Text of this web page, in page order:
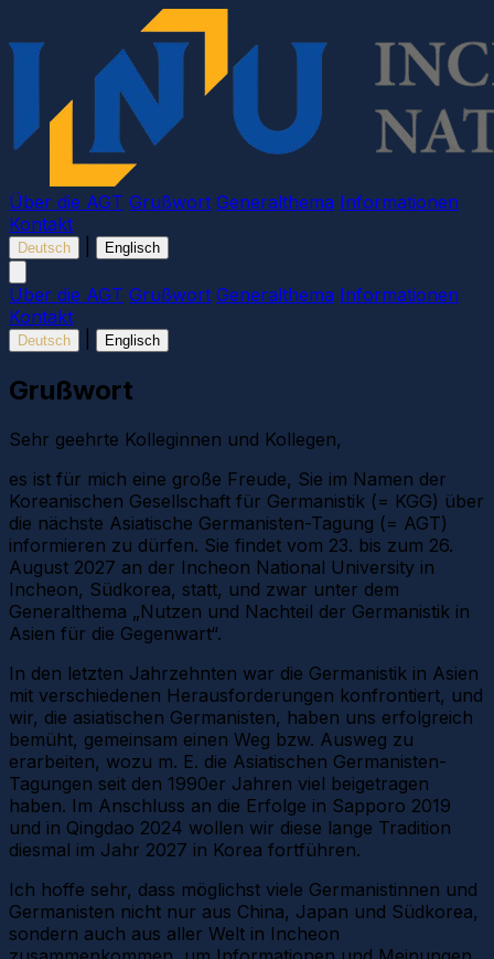
Über die AGT Grußwort Generalthema Informationen
Kontakt
Deutsch Englisch
Über die AGT Grußwort Generalthema Informationen
Kontakt
Deutsch Englisch
Grußwort
Sehr geehrte Kolleginnen und Kollegen,
es ist für mich eine große Freude, Sie im Namen der
Koreanischen Gesellschaft für Germanistik (= KGG) über
die nächste Asiatische Germanisten-Tagung (= AGT)
informieren zu dürfen. Sie findet vom 23. bis zum 26.
August 2027 an der Incheon National University in
Incheon, Südkorea, statt, und zwar unter dem
Generalthema „Nutzen und Nachteil der Germanistik in
Asien für die Gegenwart“.
In den letzten Jahrzehnten war die Germanistik in Asien
mit verschiedenen Herausforderungen konfrontiert, und
wir, die asiatischen Germanisten, haben uns erfolgreich
bemüht, gemeinsam einen Weg bzw. Ausweg zu
erarbeiten, wozu m. E. die Asiatischen Germanisten-
Tagungen seit den 1990er Jahren viel beigetragen
haben. Im Anschluss an die Erfolge in Sapporo 2019
und in Qingdao 2024 wollen wir diese lange Tradition
diesmal im Jahr 2027 in Korea fortführen.
Ich hoffe sehr, dass möglichst viele Germanistinnen und
Germanisten nicht nur aus China, Japan und Südkorea,
sondern auch aus aller Welt in Incheon